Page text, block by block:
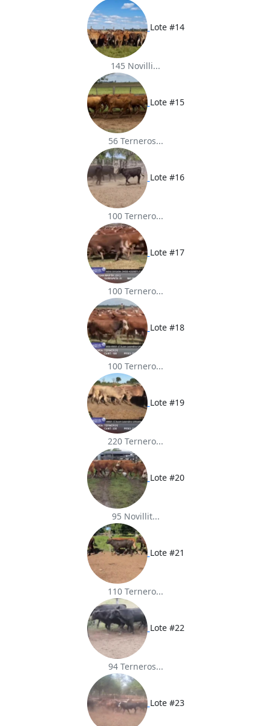
Lote #14
145 Novilli...
Lote #15
56 Terneros...
Lote #16
100 Ternero...
Lote #17
100 Ternero...
Lote #18
100 Ternero...
Lote #19
220 Ternero...
Lote #20
95 Novillit...
Lote #21
110 Ternero...
Lote #22
94 Terneros...
Lote #23